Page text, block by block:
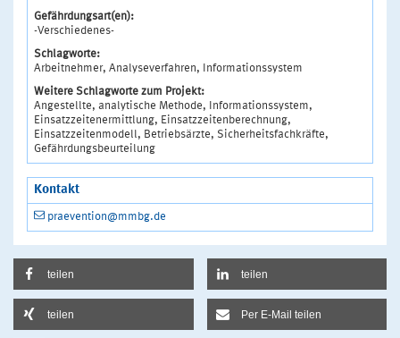
Gefährdungsart(en):
-Verschiedenes-
Schlagworte:
Arbeitnehmer, Analyseverfahren, Informationssystem
Weitere Schlagworte zum Projekt:
Angestellte, analytische Methode, Informationssystem,
Einsatzzeitenermittlung, Einsatzzeitenberechnung,
Einsatzzeitenmodell, Betriebsärzte, Sicherheitsfachkräfte,
Gefährdungsbeurteilung
Kontakt
praevention@mmbg.de
teilen teilen
teilen Per E-Mail teilen